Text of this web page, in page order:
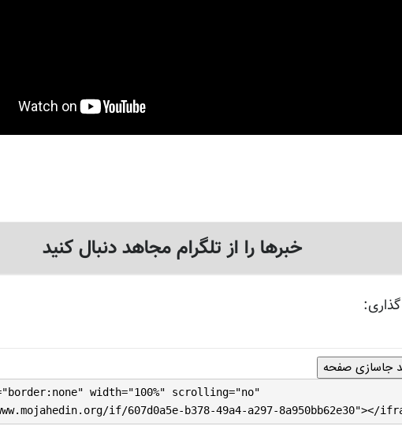
خبرها را از تلگرام مجاهد دنبال کنید
جاسازی صفحه
width="100%" scrolling="no"
if/607d0a5e-b378-49a4-a297-8a950bb62e30"></